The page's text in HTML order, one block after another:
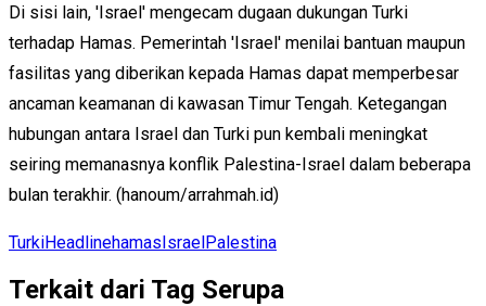
Di sisi lain, 'Israel' mengecam dugaan dukungan Turki
terhadap Hamas. Pemerintah 'Israel' menilai bantuan maupun
fasilitas yang diberikan kepada Hamas dapat memperbesar
ancaman keamanan di kawasan Timur Tengah. Ketegangan
hubungan antara Israel dan Turki pun kembali meningkat
seiring memanasnya konflik Palestina-Israel dalam beberapa
bulan terakhir. (hanoum/arrahmah.id)
TurkiHeadlinehamasIsraelPalestina
Terkait dari Tag Serupa